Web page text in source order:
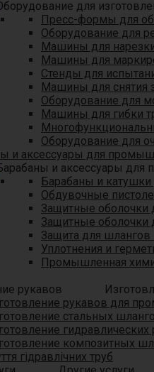
Пресс-формы для
Оборудование для
Машины для
Машины для
Стенды для
Машины для снятия
Оборудование для
Машины для гибки
Оборудование для
и аксессуары для
Барабаны и
Обдувочные
Защитные оболочки
Защитные оболочки
Защита для шлангов
Уплотнения и
Промышленная
рукавов для
стальных
композитных
гідравлічних труб